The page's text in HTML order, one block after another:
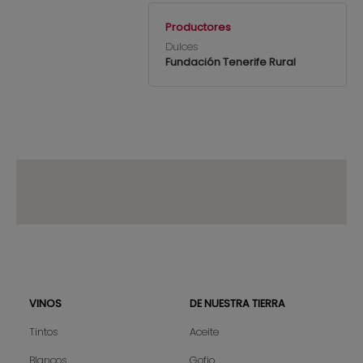
Productores
Dulces
Fundación Tenerife Rural
Sitemap
VINOS
Tintos
Blancos
DE NUESTRA TIERRA
Aceite
Gofio